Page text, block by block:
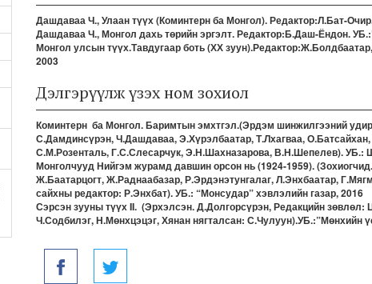
Дашдаваа Ч., Улаан түүх (Коминтерн ба Монгол). Редактор:Л.Бат-
Дашдаваа Ч., Монгол дахь төрийн эргэлт. Редактор:Б.Даш-Ёндон.
Монгол улсын түүх.Тавдугаар боть (ХХ
2003
Дэлгэрүүлж үзэх ном зохиол
Коминтерн ба Монгол. Баримтын эмхтгэл.(Эрдэм шинжилгээний
С.Дамдинсүрэн, Ч.Дашдаваа, Э.Хүрэлбаатар, Т.Лхагваа,
С.М.Розенталь, Г.С.Слесарчук, Э.Н.Шахназарова, В.Н.Шепелев). УБ.:
Монголчууд Нийгэм журамд давшин орсон нь (1924-1959).
Ж.Баатарцогт, Ж.Раднаабазар, Р.Эрдэнэтунгалаг, Л.Энхбаатар,
сайхны редактор: Р.Энхбат). УБ.: “Монсудар” хэвлэлийн газар, 2016
Сэрсэн зууны түүх II. (Эрхэлсэн. Д.Долгорсүрэн, Редакцийн
Ч.Содбилэг, Н.Мөнхцэцэг, Хянан нягталсан: С.Чулуун).УБ.:”Мөнхийн